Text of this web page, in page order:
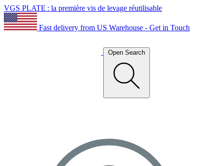
VGS PLATE : la première vis de levage réutilisable
Fast delivery from US Warehouse - Get in Touch
Open Search